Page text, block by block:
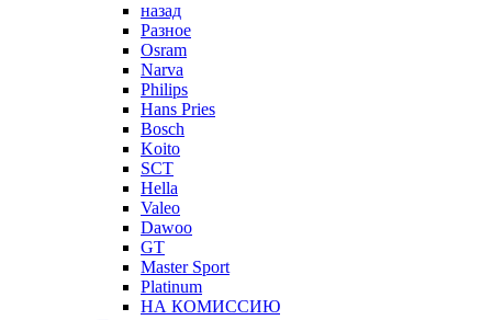
назад
Разное
Osram
Narva
Philips
Hans Pries
Bosch
Koito
SCT
Hella
Valeo
Dawoo
GT
Master Sport
Platinum
НА КОМИССИЮ